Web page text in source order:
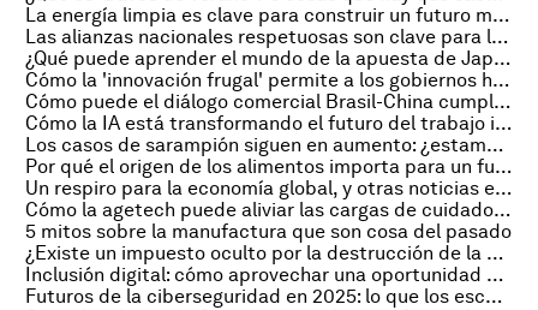
La energía limpia es clave para construir un futuro más resiliente en tiempos de incertidumbre
Las alianzas nacionales respetuosas son clave para lograr impacto y eficiencia en el desarrollo internacional
¿Qué puede aprender el mundo de la apuesta de Japón por el hidrógeno?
Cómo la 'innovación frugal' permite a los gobiernos hacer más con menos
Cómo puede el diálogo comercial Brasil-China cumplir los objetivos de sostenibilidad
Cómo la IA está transformando el futuro del trabajo informal en el Sur Global
Los casos de sarampión siguen en aumento: ¿estamos ante un punto de inflexión?
Por qué el origen de los alimentos importa para un futuro sostenible
Un respiro para la economía global, y otras noticias económicas importantes
Cómo la agetech puede aliviar las cargas de cuidado y revitalizar la economía de la longevidad
5 mitos sobre la manufactura que son cosa del pasado
¿Existe un impuesto oculto por la destrucción de la naturaleza?
Inclusión digital: cómo aprovechar una oportunidad de 5 billones de dólares para las mujeres emprendedoras
Futuros de la ciberseguridad en 2025: lo que los escenarios acertaron y lo que aprendimos